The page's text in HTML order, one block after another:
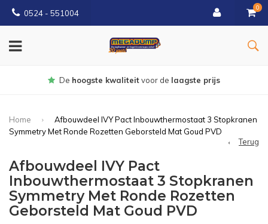
0524 - 551004
0
Gratisbezorgd vanaf €150
Home
Afbouwdeel IVY Pact Inbouwthermostaat 3 Stopkranen
Symmetry Met Ronde Rozetten Geborsteld Mat Goud PVD
Terug
Afbouwdeel IVY Pact
Inbouwthermostaat 3 Stopkranen
Symmetry Met Ronde Rozetten
Geborsteld Mat Goud PVD